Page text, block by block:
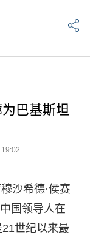
巴基斯坦
沙希德·侯赛
国领导人在
21世纪以来最